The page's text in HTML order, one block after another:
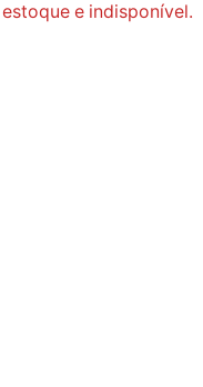
e indisponível.